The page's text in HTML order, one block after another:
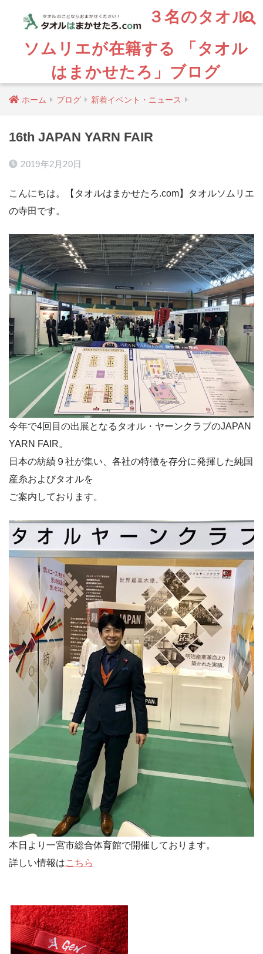
３名のタオル
ソムリエが在籍する 「タオル
はまかせたろ」ブログ
ホーム ブログ 新着イベント・ニュース
16th JAPAN YARN FAIR
2019年2月20日
こんにちは。【タオルはまかせたろ.com】タオルソムリエ
の寺田です。
今年で4回目の出展となるタオル・ヤーンクラブのJAPAN
YARN FAIR。
日本の紡績９社が集い、各社の特徴を存分に発揮した純国
産糸およびタオルを
ご案内しております。
本日より一宮市総合体育館で開催しております。
詳しい情報はこちら